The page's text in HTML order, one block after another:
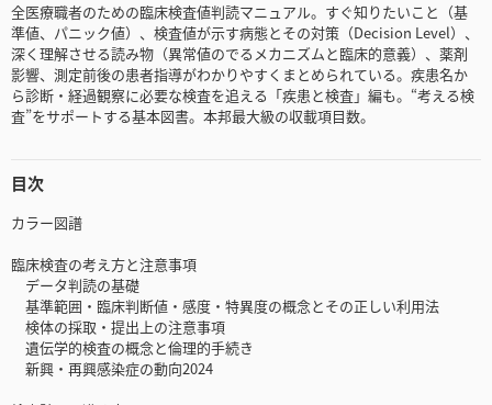
全医療職者のための臨床検査値判読マニュアル。すぐ知りたいこと（基
準値、パニック値）、検査値が示す病態とその対策（Decision Level）、
深く理解させる読み物（異常値のでるメカニズムと臨床的意義）、薬剤
影響、測定前後の患者指導がわかりやすくまとめられている。疾患名か
ら診断・経過観察に必要な検査を追える「疾患と検査」編も。“考える検
査”をサポートする基本図書。本邦最大級の収載項目数。
目次
カラー図譜
臨床検査の考え方と注意事項
データ判読の基礎
基準範囲・臨床判断値・感度・特異度の概念とその正しい利用法
検体の採取・提出上の注意事項
遺伝学的検査の概念と倫理的手続き
新興・再興感染症の動向2024